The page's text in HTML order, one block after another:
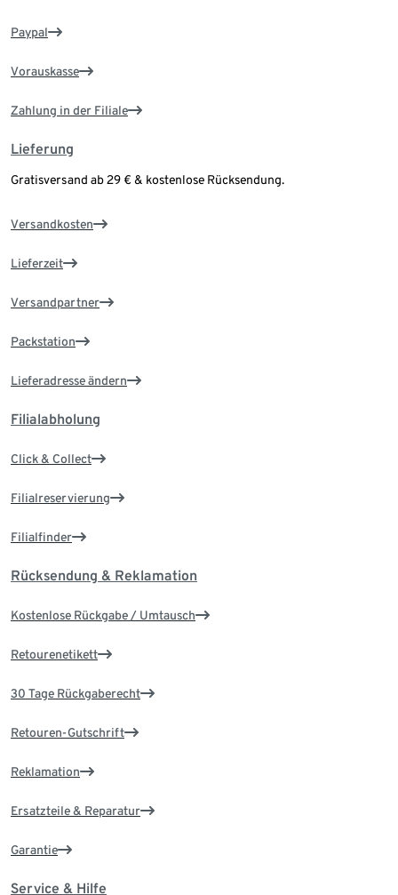
Paypal
Vorauskasse
Zahlung in der Filiale
Lieferung
Gratisversand ab 29 € & kostenlose Rücksendung.
Versandkosten
Lieferzeit
Versandpartner
Packstation
Lieferadresse ändern
Filialabholung
Click & Collect
Filialreservierung
Filialfinder
Rücksendung & Reklamation
Kostenlose Rückgabe / Umtausch
Retourenetikett
30 Tage Rückgaberecht
Retouren-Gutschrift
Reklamation
Ersatzteile & Reparatur
Garantie
Service & Hilfe